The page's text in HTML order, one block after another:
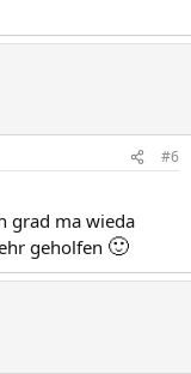
#6
grad ma wieda
geholfen 🙂